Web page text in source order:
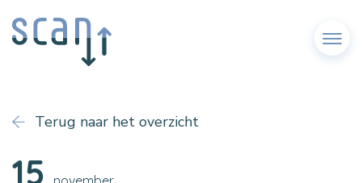
Menu
Terug naar het overzicht
15